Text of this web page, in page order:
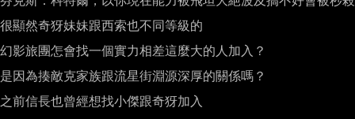
很顯然奇犽妹妹跟西索也不同等級的
幻影旅團怎會找一個實力相差這麼大的人加入？
是因為揍敵克家族跟流星街淵源深厚的關係嗎？
之前信長也曾經想找小傑跟奇犽加入